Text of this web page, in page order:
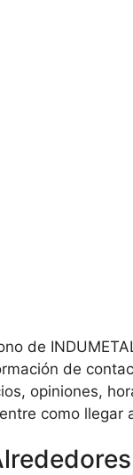
de
de
opiniones,
como llegar